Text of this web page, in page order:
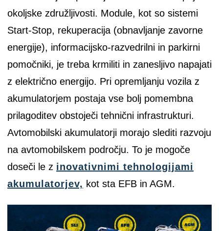
okoljske združljivosti. Module, kot so sistemi
Start-Stop, rekuperacija (obnavljanje zavorne
energije), informacijsko-razvedrilni in parkirni
pomočniki, je treba krmiliti in zanesljivo napajati
z električno energijo. Pri opremljanju vozila z
akumulatorjem postaja vse bolj pomembna
prilagoditev obstoječi tehnični infrastrukturi.
Avtomobilski akumulatorji morajo slediti razvoju
na avtomobilskem področju. To je mogoče
doseči le z inovativnimi tehnologijami
akumulatorjev, kot sta EFB in AGM.